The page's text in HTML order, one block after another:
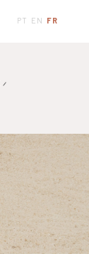
PT EN FR